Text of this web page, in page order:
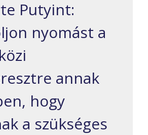
Putyint:
nyomást a
annak
hogy
a szükséges